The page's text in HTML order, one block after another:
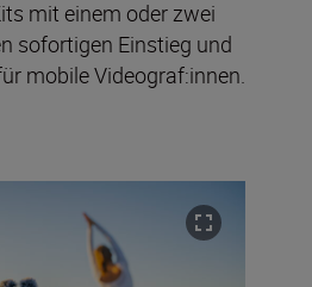
mit einem oder zwei
sofortigen Einstieg und
mobile Videograf:innen.